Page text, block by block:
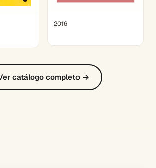
2016
catálogo completo →